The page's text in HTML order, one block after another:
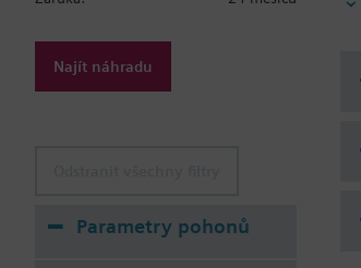
Najít náhradu
Parametry pohonů